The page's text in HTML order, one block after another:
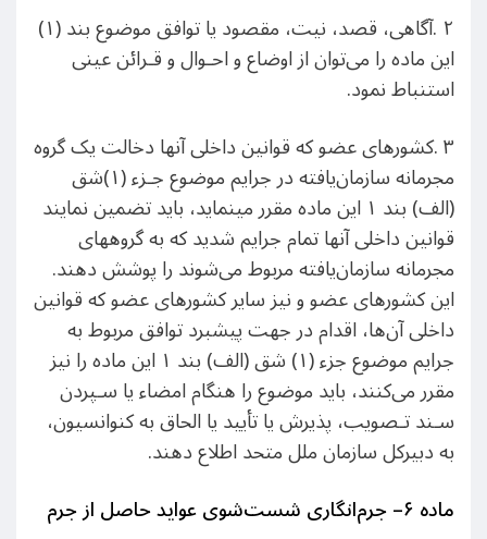
٢ .آگاهی، قصد، نیت، مقصود یا توافق موضوع بند (۱)
این ماده را می‌توان از اوضاع و احـوال و قـرائن عینی
استنباط نمود.
٣ .کشورهای عضو که قوانین داخلی آنها دخالت یک گروه
مجرمانه سازمان‌یافته در جرایم موضوع جـزء (۱)شق
(الف) بند ١ این ماده مقرر مینماید، باید تضمین نمایند
قوانین داخلی آنها تمام جرایم شدید که به گروههای
مجرمانه سازمان‌یافته مربوط می‌شوند را پوشش دهند.
این کشورهای عضو و نیز سایر کشورهای عضو که قوانین
داخلی آن‌ها، اقدام در جهت پیشبرد توافق مربوط به
جرایم موضوع جزء (١) شق (الف) بند ١ این ماده را نیز
مقرر می‌کنند، باید موضوع را هنگام امضاء یا سـپردن
سـند تـصویب، پذیرش یا تأیید یا الحاق به کنوانسیون،
به دبیرکل سازمان ملل متحد اطلاع دهند.
ماده ۶–جرم‌انگاری شست‌شوی عواید حاصل از جرم